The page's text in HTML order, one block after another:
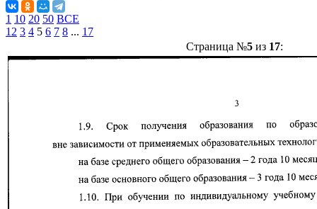
1 10 20 50 ВСЕ
1 2 3 4 5 6 7 8 ... 17
Страница №5из 17: